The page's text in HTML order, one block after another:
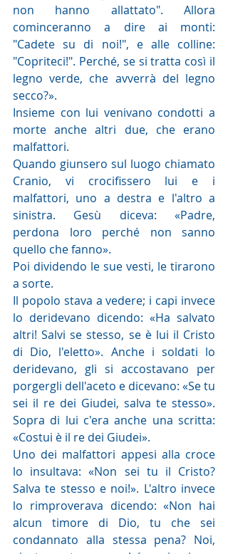
non hanno allattato". Allora
cominceranno a dire ai monti:
"Cadete su di noi!", e alle colline:
"Copriteci!". Perché, se si tratta così il
legno verde, che avverrà del legno
secco?».
Insieme con lui venivano condotti a
morte anche altri due, che erano
malfattori.
Quando giunsero sul luogo chiamato
Cranio, vi crocifissero lui e i
malfattori, uno a destra e l'altro a
sinistra. Gesù diceva: «Padre,
perdona loro perché non sanno
quello che fanno».
Poi dividendo le sue vesti, le tirarono
a sorte.
Il popolo stava a vedere; i capi invece
lo deridevano dicendo: «Ha salvato
altri! Salvi se stesso, se è lui il Cristo
di Dio, l'eletto». Anche i soldati lo
deridevano, gli si accostavano per
porgergli dell'aceto e dicevano: «Se tu
sei il re dei Giudei, salva te stesso».
Sopra di lui c'era anche una scritta:
«Costui è il re dei Giudei».
Uno dei malfattori appesi alla croce
lo insultava: «Non sei tu il Cristo?
Salva te stesso e noi!». L'altro invece
lo rimproverava dicendo: «Non hai
alcun timore di Dio, tu che sei
condannato alla stessa pena? Noi,